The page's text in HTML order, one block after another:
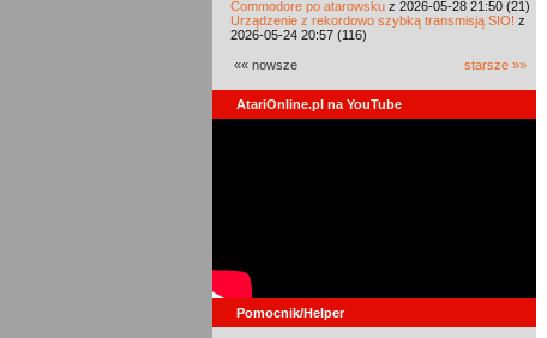
Commodore po atarowsku z 2026-05-28 21:50 (21)
Urządzenie z rekordowo szybką transmisją SIO! z
2026-05-24 20:57 (116)
«« nowsze starsze »»
AtariOnline.pl na YouTube
Pomocnik/Helper